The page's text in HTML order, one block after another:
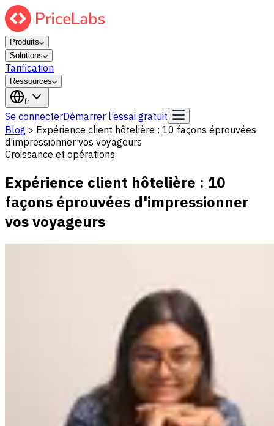
Produits
Solutions
Tarification
Ressources
fr
Se connecterDémarrer l’essai gratuit
Blog > Expérience client hôtelière : 10 façons éprouvées
d'impressionner vos voyageurs
Croissance et opérations
Expérience client hôtelière : 10
façons éprouvées d'impressionner
vos voyageurs